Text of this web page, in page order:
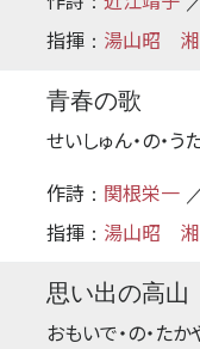
指揮 ： 湯山昭
青春の歌
せいしゅん・の・う
作詩 ： 関根栄一
指揮 ： 湯山昭
思い出の高山
おもいで・の・たか